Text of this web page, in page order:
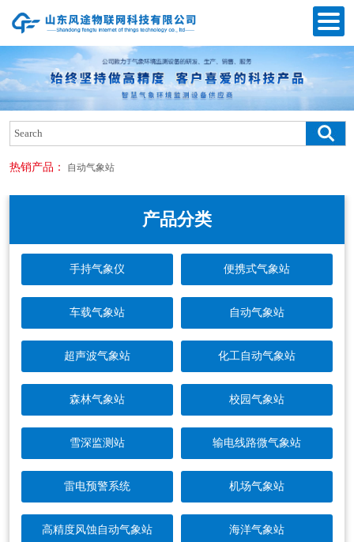
热销产品： 自动气象站
产品分类
手持气象仪 便携式气象站
车载气象站 自动气象站
超声波气象站 化工自动气象站
森林气象站 校园气象站
雪深监测站 输电线路微气象站
雷电预警系统 机场气象站
高精度风蚀自动气象站 海洋气象站